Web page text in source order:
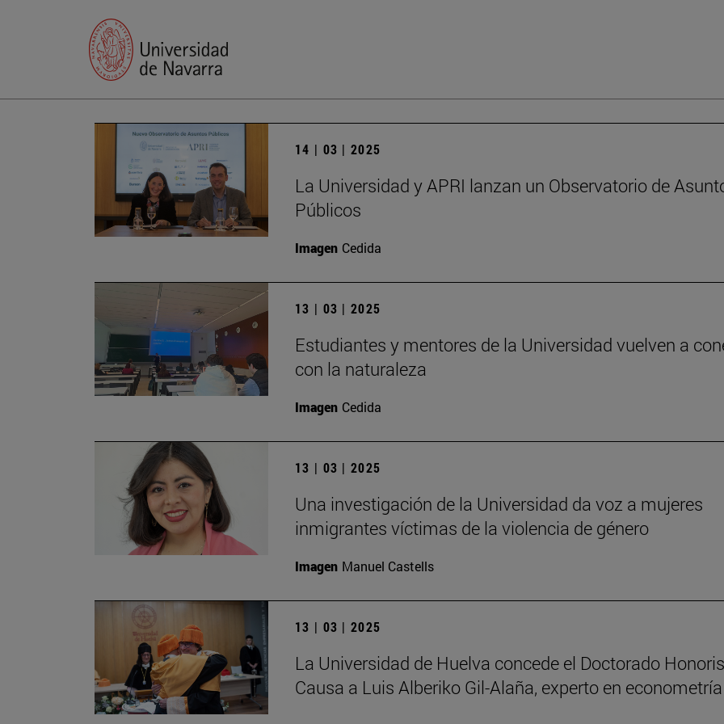
14 | 03 | 2025
La Universidad y APRI lanzan un Observatorio de
Públicos
Imagen Cedida
13 | 03 | 2025
Estudiantes y mentores de la Universidad vuelven a
con la naturaleza
Imagen Cedida
13 | 03 | 2025
Una investigación de la Universidad da voz a mujeres
inmigrantes víctimas de la violencia de género
Imagen Manuel Castells
13 | 03 | 2025
La Universidad de Huelva concede el Doctorado Honoris
Causa a Luis Alberiko Gil-Alaña, experto en econometría